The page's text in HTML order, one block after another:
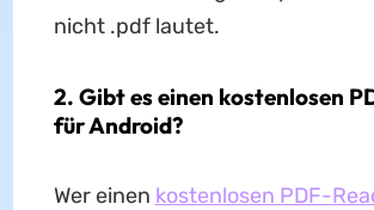
nicht .pdf lautet.
2. Gibt es einen kostenlosen
für Android?
Wer einen kostenlosen PDF-